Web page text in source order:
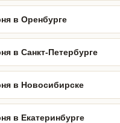
в Оренбурге
в Санкт-Петербурге
в Новосибирске
в Екатеринбурге